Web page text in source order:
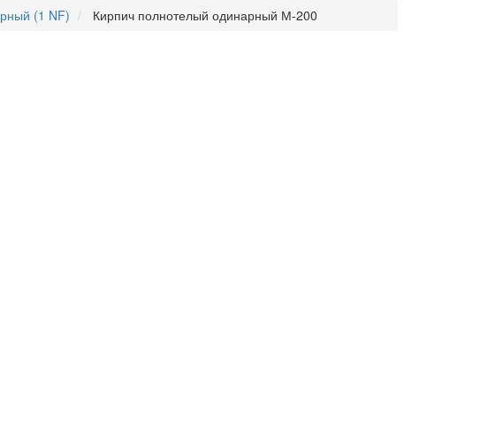
(1 NF) Кирпич полнотелый одинарный М-200